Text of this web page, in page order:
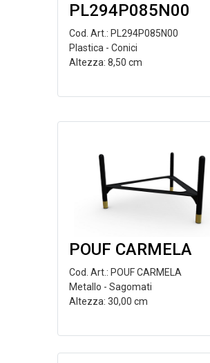
PL294P085N00
Cod. Art.: PL294P085N00
Plastica - Conici
Altezza: 8,50 cm
POUF CARMELA
Cod. Art.: POUF CARMELA
Metallo - Sagomati
Altezza: 30,00 cm